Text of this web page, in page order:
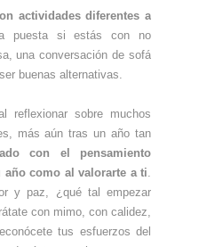
actividades diferentes a
puesta si estás con no
una conversación de sofá
buenas alternativas.
reflexionar sobre muchos
más aún tras un año tan
con el pensamiento
como al valorarte a ti
y paz, ¿qué tal empezar
con mimo, con calidez,
tus esfuerzos del